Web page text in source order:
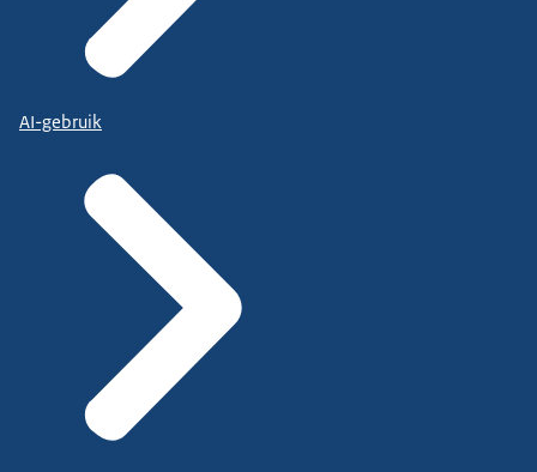
AI-gebruik